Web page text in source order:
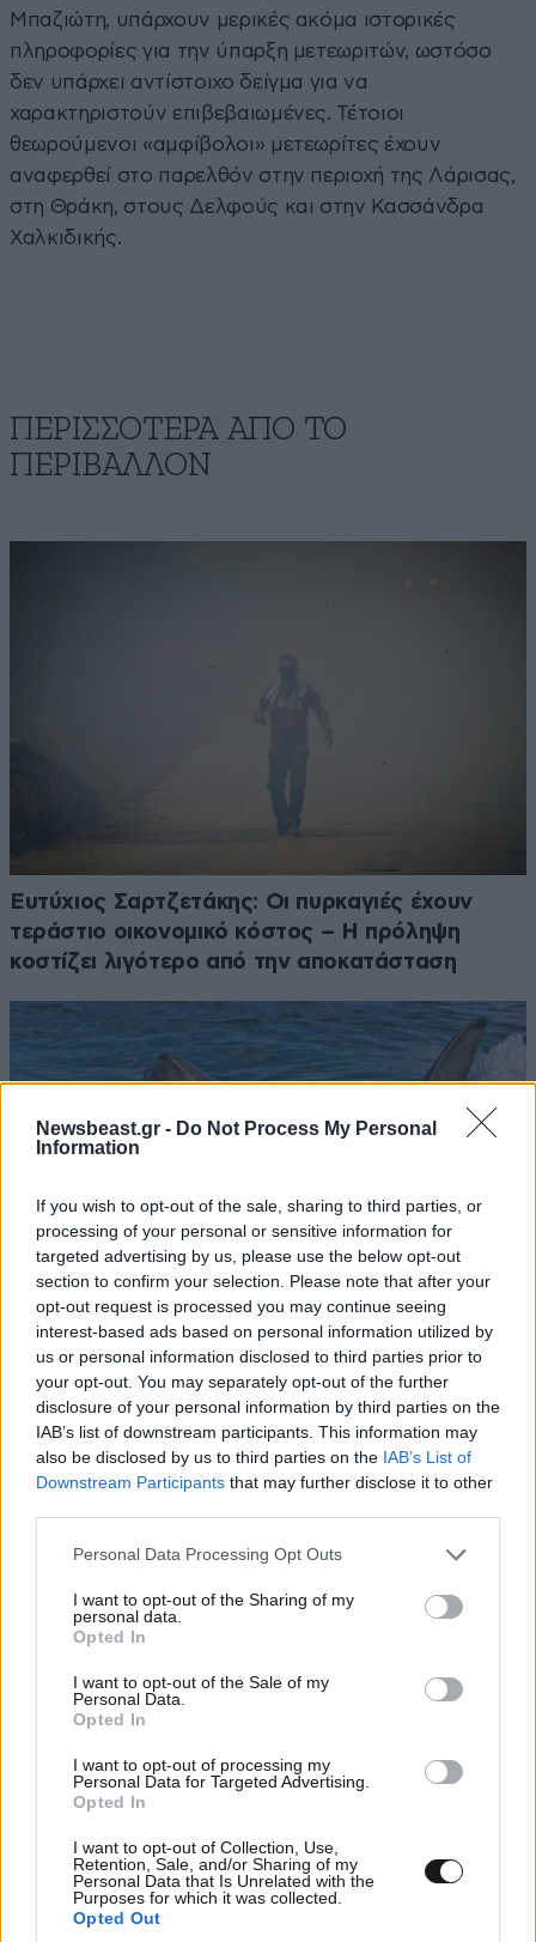
Newsbeast.gr - Do Not Process My Personal
Information
If you wish to opt-out of the sale, sharing to third parties, or
processing of your personal or sensitive information for
targeted advertising by us, please use the below opt-out
section to confirm your selection. Please note that after your
opt-out request is processed you may continue seeing
interest-based ads based on personal information utilized by
us or personal information disclosed to third parties prior to
your opt-out. You may separately opt-out of the further
disclosure of your personal information by third parties on the
IAB’s list of downstream participants. This information may
also be disclosed by us to third parties on the IAB’s List of
Downstream Participants that may further disclose it to other
Please note that this website/app uses one or more Google
not limited to your visit or usage behaviour. You may click to
grant or deny consent to Google and its third-party tags to
use your data for below specified purposes in below Google
consent section.
Personal Data Processing Opt Outs
I want to opt-out of the Sharing of my
personal data.
Opted In
I want to opt-out of the Sale of my
Personal Data.
Opted In
I want to opt-out of processing my
Personal Data for Targeted Advertising.
Opted In
I want to opt-out of Collection, Use,
Retention, Sale, and/or Sharing of my
Personal Data that Is Unrelated with the
Purposes for which it was collected.
Opted Out
Μπαζιώτη, υπάρχουν μερικές ακόμα ιστορικές
πληροφορίες για την ύπαρξη μετεωριτών, ωστόσο
δεν υπάρχει αντίστοιχο δείγμα για να
χαρακτηριστούν επιβεβαιωμένες. Τέτοιοι
θεωρούμενοι «αμφίβολοι» μετεωρίτες έχουν
αναφερθεί στο παρελθόν στην περιοχή της Λάρισας,
στη Θράκη, στους Δελφούς και στην Κασσάνδρα
Χαλκιδικής.
ΠΕΡΙΣΣΟΤΕΡΑ ΑΠΟ ΤΟ
ΠΕΡΙΒΑΛΛΟΝ
Ευτύχιος Σαρτζετάκης: Οι πυρκαγιές έχουν
τεράστιο οικονομικό κόστος – Η πρόληψη
κοστίζει λιγότερο από την αποκατάσταση
Οι καρχαρίες τίγρεις και τα απίστευτα που
έχουν βρει στα στομάχια τους: Αντιλόπες,
σκυλιά, προφυλαχτικά, τηλεοράσεις και
πινακίδες κυκλοφορίας
Στέρεψε η λιμνοθάλασσα Καλοχωρίου από την
παρατεταμένη ανομβρία